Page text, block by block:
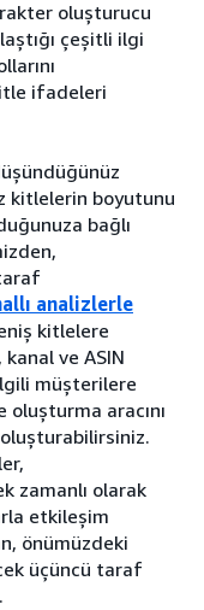
oluşturucu
çeşitli ilgi
ifadeleri
kitlelerin boyutunu
bağlı
analizlerle
kitlelere
ve ASIN
müşterilere
oluşturma aracını
oluşturabilirsiniz.
zamanlı olarak
etkileşim
önümüzdeki
üçüncü taraf